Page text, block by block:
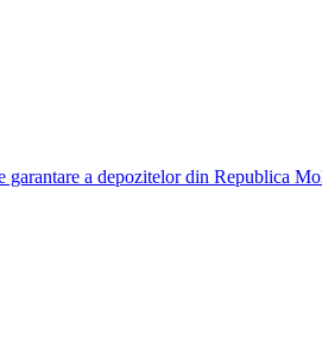
garantare a depozitelor din Republica